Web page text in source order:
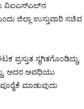
ವಿಐಎಸ್‌ಎಲ್‌ನ
ಜಿಲ್ಲಾ ಉಸ್ತುವಾರಿ ಸಚಿವ
ಸ್ಥಗಿತಗೊಂಡಿದ್ದು,
ಅದರ ಅವಧಿಯು
ಮಾಡುವುದು